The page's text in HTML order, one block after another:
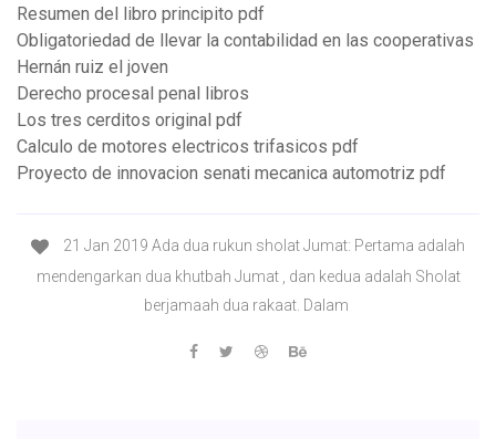
Resumen del libro principito pdf
Obligatoriedad de llevar la contabilidad en las cooperativas
Hernán ruiz el joven
Derecho procesal penal libros
Los tres cerditos original pdf
Calculo de motores electricos trifasicos pdf
Proyecto de innovacion senati mecanica automotriz pdf
21 Jan 2019 Ada dua rukun sholat Jumat: Pertama adalah
mendengarkan dua khutbah Jumat , dan kedua adalah Sholat
berjamaah dua rakaat. Dalam